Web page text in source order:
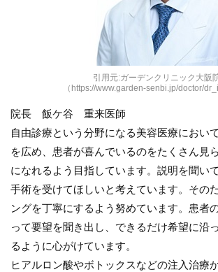
引用元:ガーデンクリニック大阪
（https://www.garden-senbi.jp/doctor/
院長 飯ケ谷 重来医師
自由診療という分野になる美容医療におい
を広め、患者が喜んでいるのをたくさん見
になれるよう目指しています。説明を聞い
手術を受けてほしいと考えています。その
ングを丁寧にするよう努めています。患者
って要望を聞き出し、できるだけ希望に沿
るように心がけています。
ヒアルロン酸やボトックスなどの注入治療